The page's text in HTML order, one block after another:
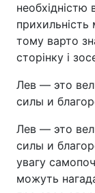
необхідністю
тому варто
сторінку і
Лев — это
силы и
Лев — это
силы и
увагу
можуть